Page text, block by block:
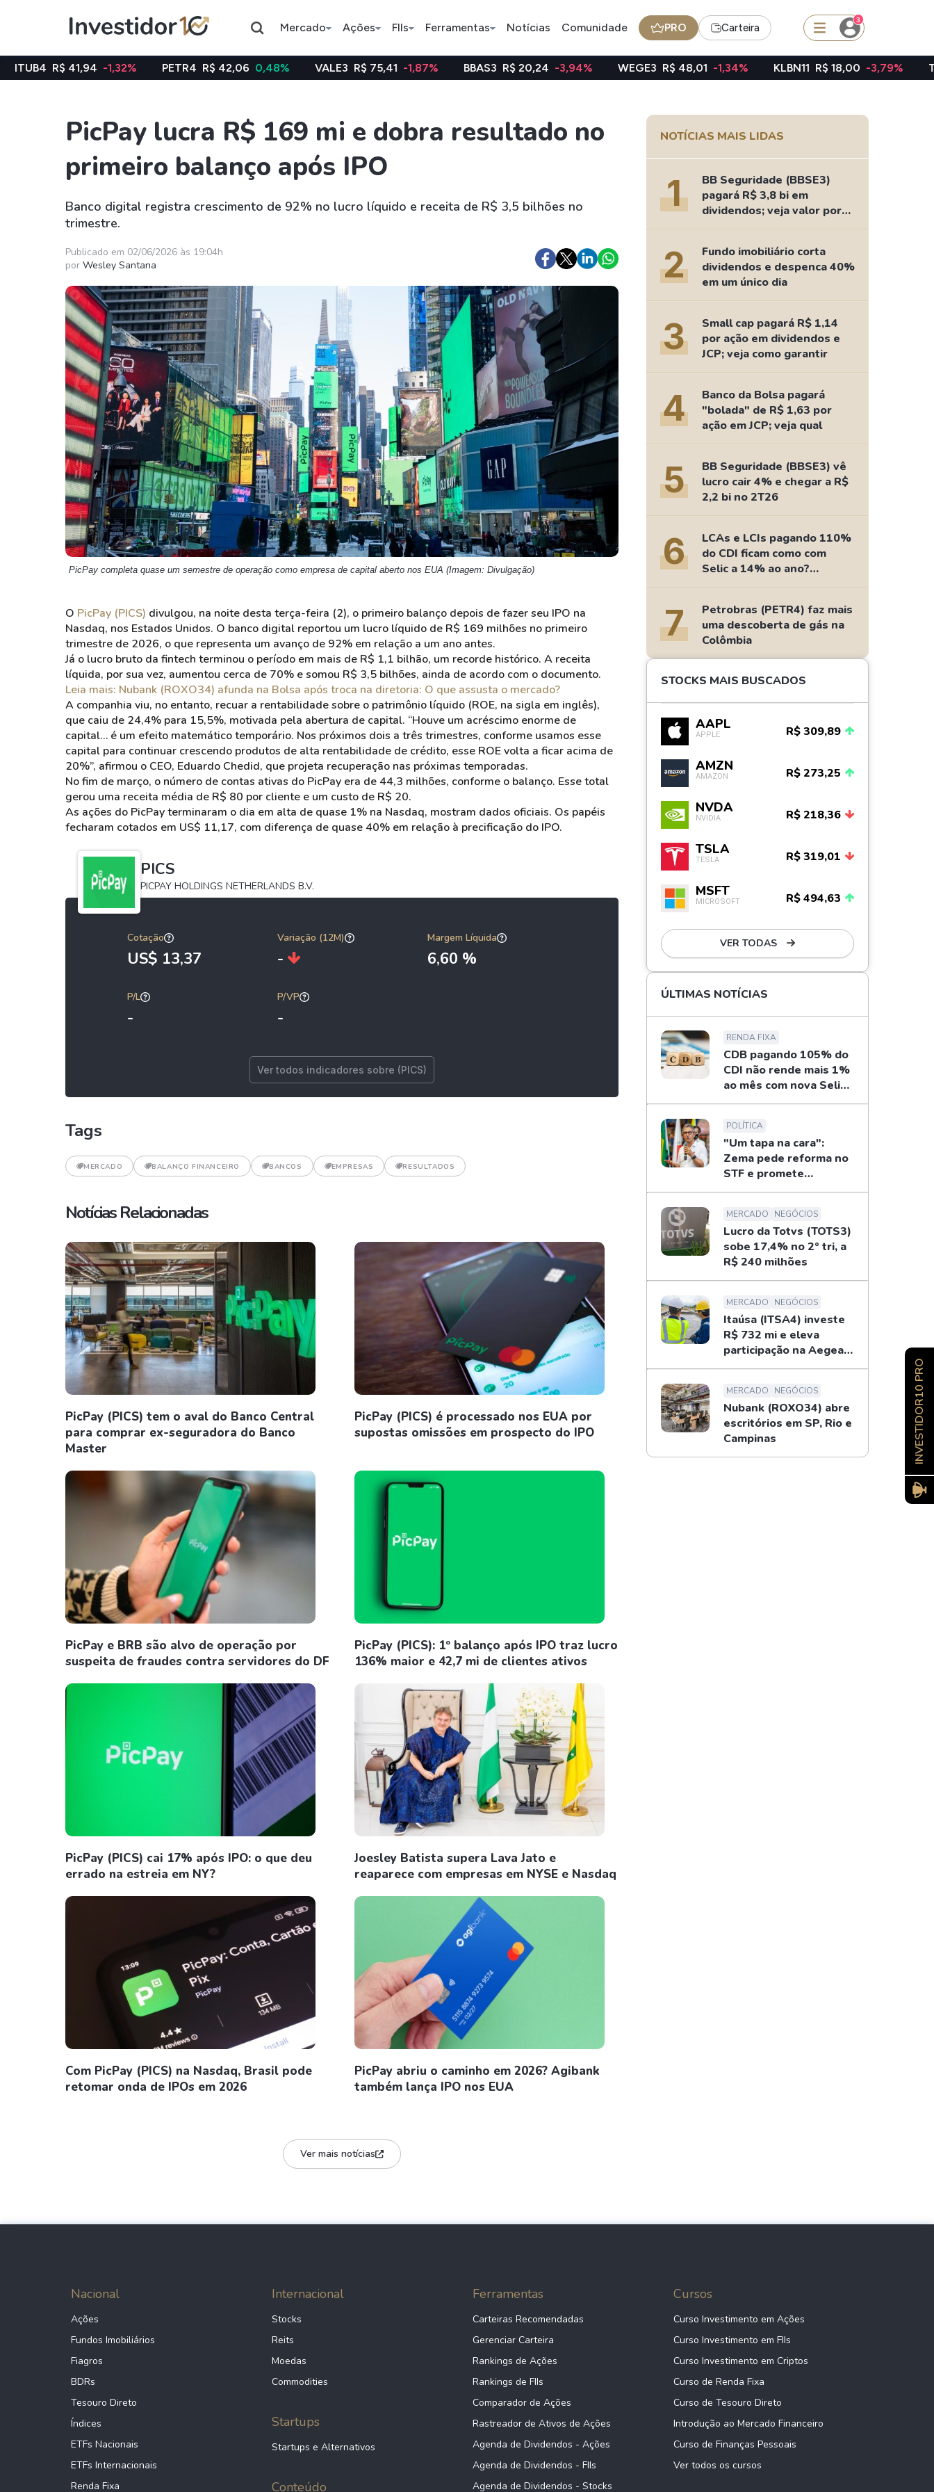
Mercado Ações FIIs Ferramentas Notícias Comunidade PRO Carteira
3
Assuntos do momento
Índice
Ibovespa
Índice
Selic
Índice
Bradesco TRXF11
Ações
Taesa
Itausa
Ambev
Weg
Klabin
Petrobrás
Ver todos
XPML11
HGLG11
XPLG11
KNRI11
KNCR11
Ver todos
SMAL11
HASH11
GOLD11
XINA11
Ver todos
Amazon
Google
Meta
Coca-Cola
Ver todos
Criptomoedas
Bitcoin
Ethereum
Binance Coin - BNB
Cardano
Ver todos
Ideias
Agenda de Dividendos
Radar do Dividendo Inteligente
As Ações Mais Buscadas
Guia do Iniciante
41,94 -1,32% PETR4 R$ 42,06 0,48% VALE3 R$ 75,41 -1,87% BBAS3 R$ 20,24 -3,94% WEGE3 R$ 48,01 -1,34% KLBN11 R$ 18,00 -3,79% TAEE11 R$
PicPay lucra R$ 169 mi e dobra resultado no
primeiro balanço após IPO
Banco digital registra crescimento de 92% no lucro líquido e receita de R$ 3,5 bilhões no
trimestre.
Publicado em 02/06/2026 às 19:04h
por Wesley Santana
PicPay completa quase um semestre de operação como empresa de capital aberto nos EUA (Imagem: Divulgação)
O PicPay (PICS) divulgou, na noite desta terça-feira (2), o primeiro balanço depois de fazer seu IPO na
Nasdaq, nos Estados Unidos. O banco digital reportou um lucro líquido de R$ 169 milhões no primeiro
trimestre de 2026, o que representa um avanço de 92% em relação a um ano antes.
Já o lucro bruto da fintech terminou o período em mais de R$ 1,1 bilhão, um recorde histórico. A receita
líquida, por sua vez, aumentou cerca de 70% e somou R$ 3,5 bilhões, ainda de acordo com o documento.
Leia mais: Nubank (ROXO34) afunda na Bolsa após troca na diretoria: O que assusta o mercado?
A companhia viu, no entanto, recuar a rentabilidade sobre o patrimônio líquido (ROE, na sigla em inglês),
que caiu de 24,4% para 15,5%, motivada pela abertura de capital. “Houve um acréscimo enorme de
capital… é um efeito matemático temporário. Nos próximos dois a três trimestres, conforme usamos esse
capital para continuar crescendo produtos de alta rentabilidade de crédito, esse ROE volta a ficar acima de
20%”, afirmou o CEO, Eduardo Chedid, que projeta recuperação nas próximas temporadas.
No fim de março, o número de contas ativas do PicPay era de 44,3 milhões, conforme o balanço. Esse total
gerou uma receita média de R$ 80 por cliente e um custo de R$ 20.
As ações do PicPay terminaram o dia em alta de quase 1% na Nasdaq, mostram dados oficiais. Os papéis
fecharam cotados em US$ 11,17, com diferença de quase 40% em relação à precificação do IPO.
PICS
PICPAY HOLDINGS NETHERLANDS B.V.
Cotação
US$ 13,37
Variação (12M)
-
Margem Líquida
6,60 %
P/L
-
P/VP
-
Ver todos indicadores sobre (PICS)
Tags
MERCADO BALANÇO FINANCEIRO BANCOS EMPRESAS RESULTADOS
Notícias Relacionadas
PicPay (PICS) tem o aval do Banco Central
para comprar ex-seguradora do Banco
Master
PicPay (PICS) é processado nos EUA por
supostas omissões em prospecto do IPO
PicPay e BRB são alvo de operação por
suspeita de fraudes contra servidores do DF
PicPay (PICS): 1º balanço após IPO traz lucro
136% maior e 42,7 mi de clientes ativos
PicPay (PICS) cai 17% após IPO: o que deu
errado na estreia em NY?
Joesley Batista supera Lava Jato e
reaparece com empresas em NYSE e Nasdaq
Com PicPay (PICS) na Nasdaq, Brasil pode
retomar onda de IPOs em 2026
PicPay abriu o caminho em 2026? Agibank
também lança IPO nos EUA
Ver mais notícias
NOTÍCIAS MAIS LIDAS
1
BB Seguridade (BBSE3)
pagará R$ 3,8 bi em
dividendos; veja valor por
ação
2
Fundo imobiliário corta
dividendos e despenca 40%
em um único dia
3
Small cap pagará R$ 1,14
por ação em dividendos e
JCP; veja como garantir
4
Banco da Bolsa pagará
"bolada" de R$ 1,63 por
ação em JCP; veja qual
5
BB Seguridade (BBSE3) vê
lucro cair 4% e chegar a R$
2,2 bi no 2T26
6
LCAs e LCIs pagando 110%
do CDI ficam como com
Selic a 14% ao ano?
Fizemos as contas
7
Petrobras (PETR4) faz mais
uma descoberta de gás na
Colômbia
STOCKS MAIS BUSCADOS
AAPL
APPLE R$ 309,89
AMZN
AMAZON R$ 273,25
NVDA
NVIDIA R$ 218,36
TSLA
TESLA R$ 319,01
MSFT
MICROSOFT R$ 494,63
VER TODAS
ÚLTIMAS NOTÍCIAS
RENDA FIXA
CDB pagando 105% do
CDI não rende mais 1%
ao mês com nova Selic;
veja retorno
POLÍTICA
"Um tapa na cara":
Zema pede reforma no
STF e promete
privatizar Petrobras
MERCADO NEGÓCIOS
Lucro da Totvs (TOTS3)
sobe 17,4% no 2º tri, a
R$ 240 milhões
MERCADO NEGÓCIOS
Itaúsa (ITSA4) investe
R$ 732 mi e eleva
participação na Aegea
para 14%
MERCADO NEGÓCIOS
Nubank (ROXO34) abre
escritórios em SP, Rio e
Campinas
Nacional
Ações
Fundos Imobiliários
Fiagros
BDRs
Tesouro Direto
Índices
ETFs Nacionais
ETFs Internacionais
Renda Fixa
Internacional
Stocks
Reits
Moedas
Commodities
Startups
Startups e Alternativos
Conteúdo
Ferramentas
Carteiras Recomendadas
Gerenciar Carteira
Rankings de Ações
Rankings de FIIs
Comparador de Ações
Rastreador de Ativos de Ações
Agenda de Dividendos - Ações
Agenda de Dividendos - FIIs
Agenda de Dividendos - Stocks
Cursos
Curso Investimento em Ações
Curso Investimento em FIIs
Curso Investimento em Criptos
Curso de Renda Fixa
Curso de Tesouro Direto
Introdução ao Mercado Financeiro
Curso de Finanças Pessoais
Ver todos os cursos
INVESTIDOR10 PRO